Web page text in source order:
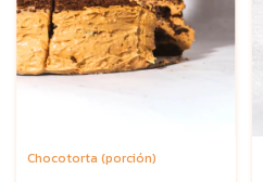
Chocotorta (porción)